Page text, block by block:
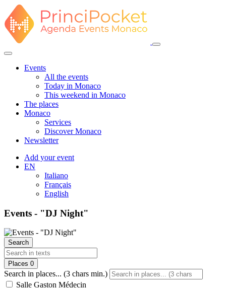
Events
All the events
Today in Monaco
This weekend in Monaco
The places
Monaco
Services
Discover Monaco
Newsletter
Add your event
EN
Italiano
Français
English
Events - "DJ Night"
Search
Places 0
Search in places... (3 chars min.)
Salle Gaston Médecin